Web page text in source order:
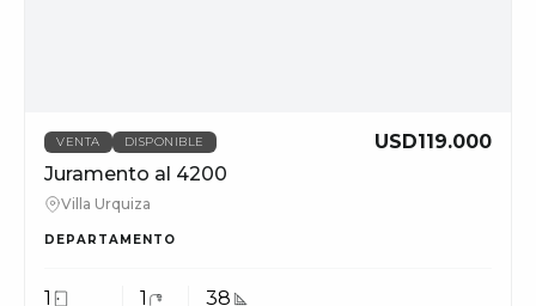
VENTA DISPONIBLE
USD119.000
Juramento al 4200
Villa Urquiza
DEPARTAMENTO
1 1 38